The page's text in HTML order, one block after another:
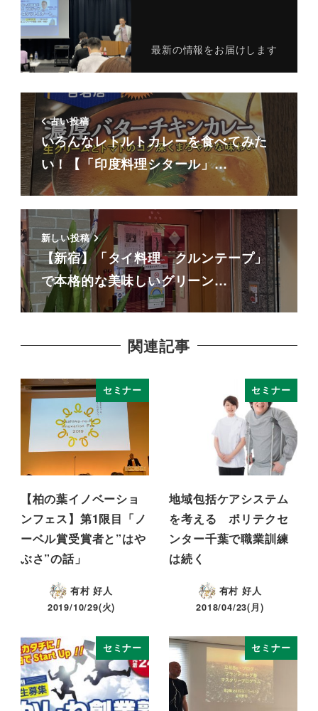
最新の情報をお届けします
古い投稿
いろんなレトルトカレーを食べてみた
い！【「印度料理シタール」…
新しい投稿
【新宿】「タイ料理 クルンテープ」
で本格的な美味しいグリーン…
関連記事
セミナー
【柏の葉イノベーショ
ンフェス】第1限目「ノ
ーベル賞受賞者と”はや
ぶさ”の話」
有村 好人
2019/10/29(火)
セミナー
地域包括ケアシステム
を考える ポリテクセ
ンター千葉で職業訓練
は続く
有村 好人
2018/04/23(月)
セミナー セミナー